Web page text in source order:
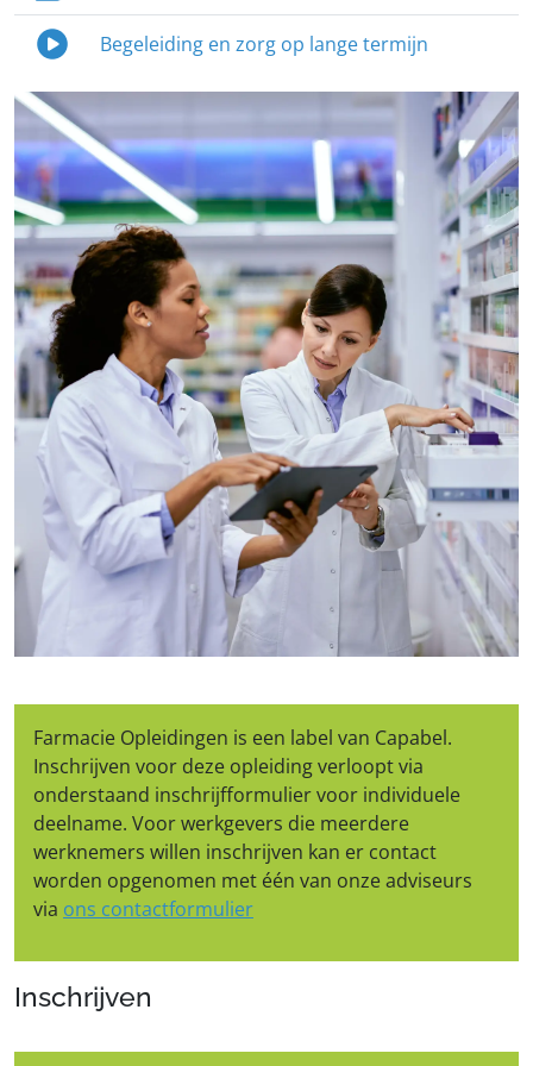
Begeleiding en zorg op lange termijn
Farmacie Opleidingen is een label van Capabel.
Inschrijven voor deze opleiding verloopt via
onderstaand inschrijfformulier voor individuele
deelname. Voor werkgevers die meerdere
werknemers willen inschrijven kan er contact
worden opgenomen met één van onze adviseurs
via ons contactformulier
Inschrijven